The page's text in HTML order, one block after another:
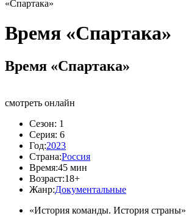
«Спартака»
Время «Спартака»
Время «Спартака»
смотреть онлайн
Сезон: 1
Серия: 6
Год:2023
Страна:Россия
Время:45 мин
Возраст:18+
Жанр:Документальные
«История команды. История страны»